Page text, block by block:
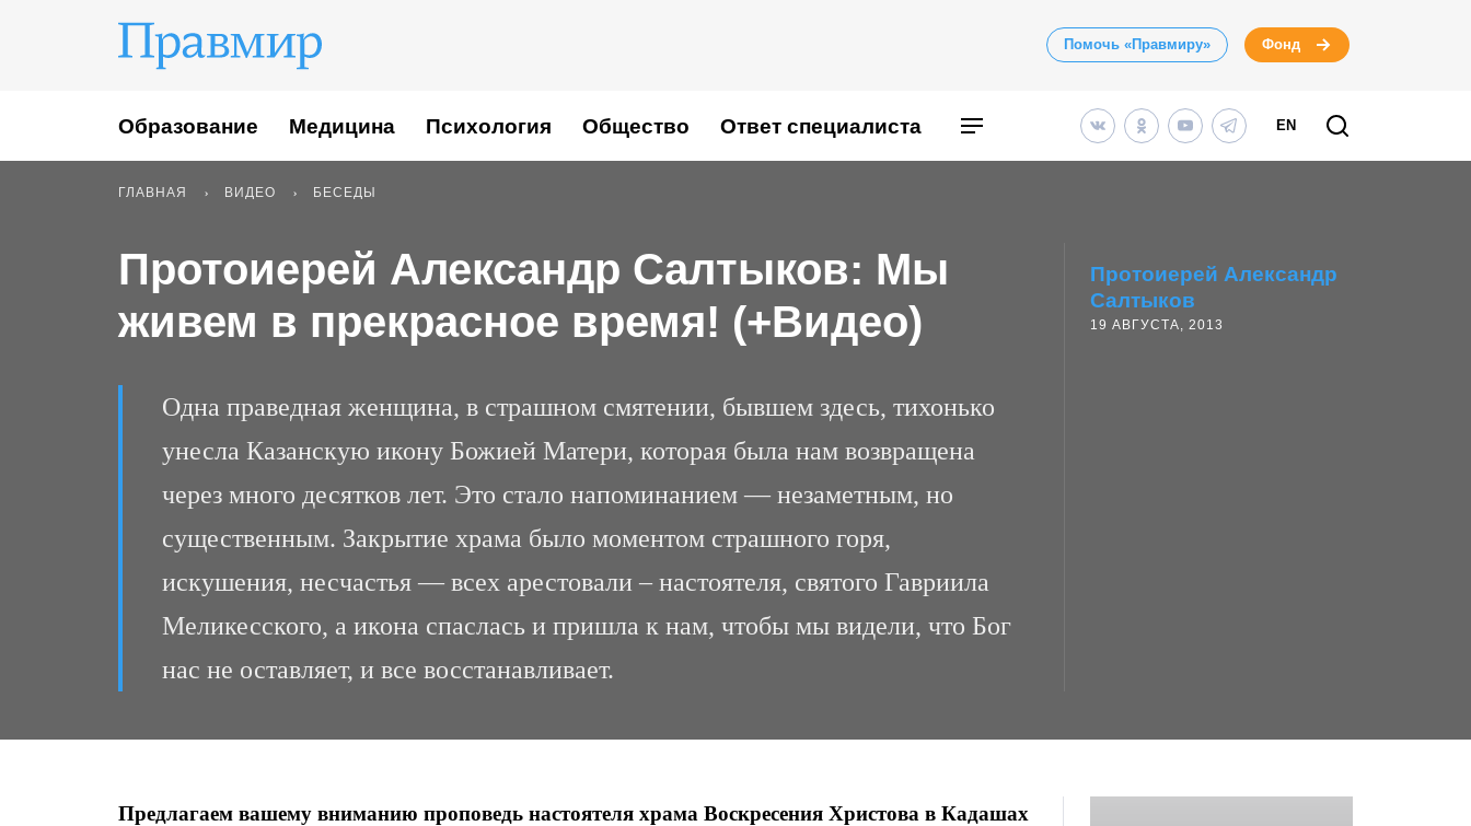
Помочь «Правмиру» Фонд
Образование Медицина Психология Общество Ответ специалиста EN
ГЛАВНАЯ ВИДЕО БЕСЕДЫ
Протоиерей Александр Салтыков: Мы
живем в прекрасное время! (+Видео)
Одна праведная женщина, в страшном смятении, бывшем здесь, тихонько
унесла Казанскую икону Божией Матери, которая была нам возвращена
через много десятков лет. Это стало напоминанием — незаметным, но
существенным. Закрытие храма было моментом страшного горя,
искушения, несчастья — всех арестовали – настоятеля, святого Гавриила
Меликесского, а икона спаслась и пришла к нам, чтобы мы видели, что Бог
нас не оставляет, и все восстанавливает.
Протоиерей Александр
Салтыков
19 АВГУСТА, 2013
Предлагаем вашему вниманию проповедь настоятеля храма Воскресения Христова в Кадашах